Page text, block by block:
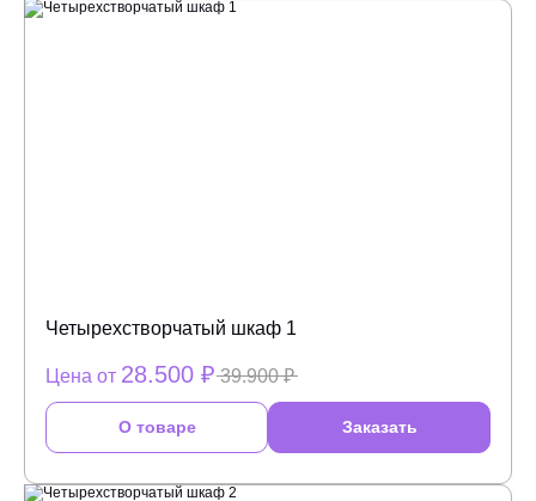
Четырехстворчатый шкаф 1
Цена от 28.500 ₽ 39.900 ₽
О товаре Заказать